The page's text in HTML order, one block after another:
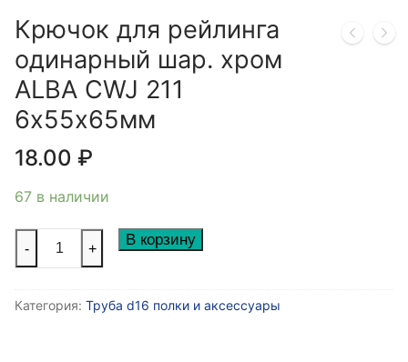
Крючок для рейлинга
одинарный шар. хром
ALBA CWJ 211
6х55х65мм
18.00 ₽
67 в наличии
Количество
товара
для
- + В корзину
Категория: Труба d16 полки и аксессуары